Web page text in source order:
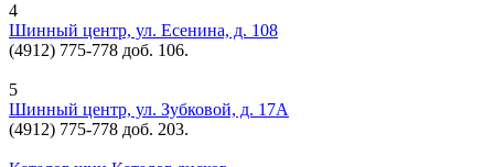
4
Шинный центр, ул. Есенина, д. 108
(4912) 775-778 доб. 106.
5
Шинный центр, ул. Зубковой, д. 17А
(4912) 775-778 доб. 203.